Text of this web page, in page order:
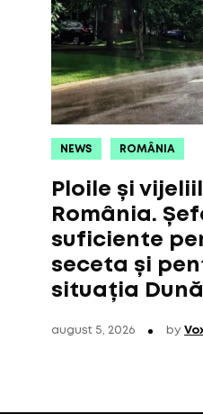
NEWS ROMÂNIA
Ploile și
România.
suficiente
seceta și
situația
august 5, 2026 by